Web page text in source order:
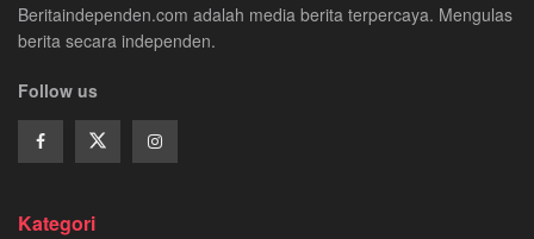
Beritaindependen.com adalah media berita terpercaya. Mengulas
berita secara independen.
Follow us
Kategori